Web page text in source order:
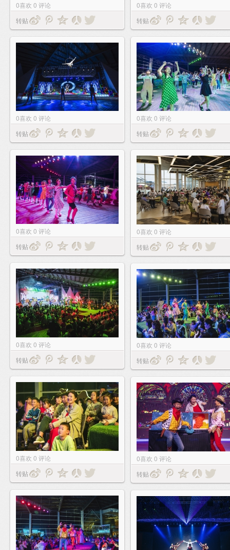
0喜欢 0 评论
转贴
0喜欢 0 评论
转贴
0喜欢 0 评论
转贴
0喜欢 0 评论
转贴
0喜欢 0 评论
转贴
0喜欢 0 评论
转贴
0喜欢 0 评论
转贴
0喜欢 0 评论
转贴
0喜欢 0 评论
转贴
0喜欢 0 评论
转贴